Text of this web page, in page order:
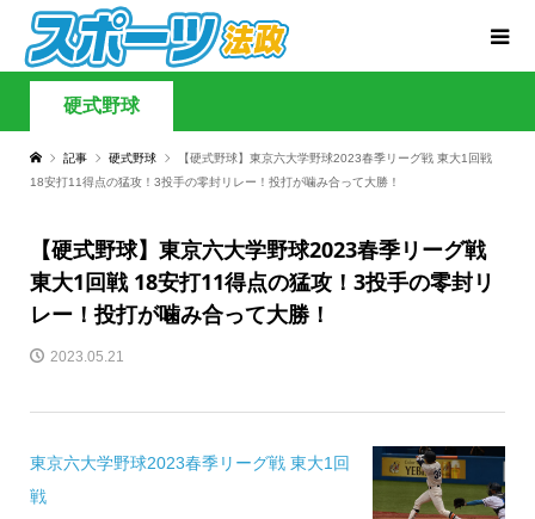
硬式野球
記事 硬式野球
【硬式野球】東京六大学野球2023春季リーグ戦 東大1回戦
18安打11得点の猛攻！3投手の零封リレー！投打が噛み合って大勝！
【硬式野球】東京六大学野球2023春季リーグ戦
東大1回戦 18安打11得点の猛攻！3投手の零封リ
レー！投打が噛み合って大勝！
2023.05.21
東京六大学野球2023春季リーグ戦 東大1回
戦